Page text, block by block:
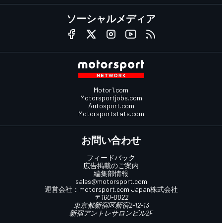
ソーシャルメディア
Motor1.com
Motorsportjobs.com
Autosport.com
Motorsportstats.com
お問い合わせ
フィードバック
広告掲載のご案内
編集部情報
sales@motorsport.com
運営会社： motorsport.com Japan株式会社
〒160-0022
東京都新宿区新宿2-12-13
新宿アントレサロンビル2F